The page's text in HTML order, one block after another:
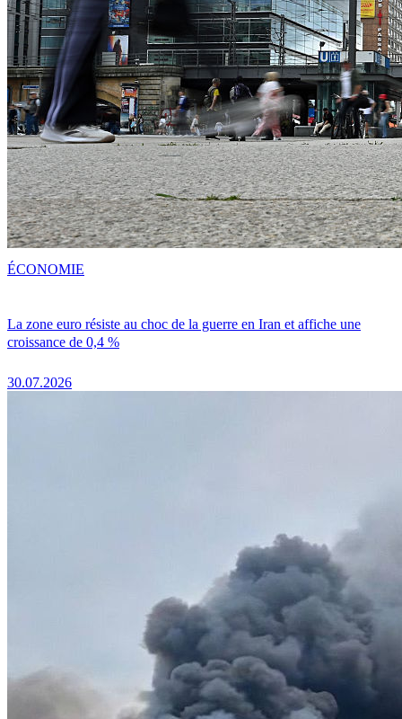
La zone euro résiste au choc de la guerre en Iran et affiche une
croissance de 0,4 %
30.07.2026
ÉCONOMIE